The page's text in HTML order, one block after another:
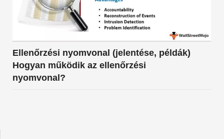
Ellenőrzési nyomvonal (jelentése, példák)
Hogyan működik az ellenőrzési
nyomvonal?